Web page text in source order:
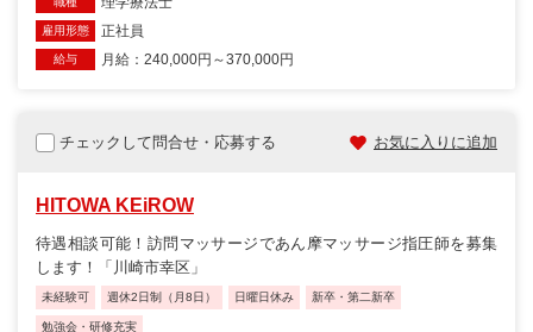
雇用形態 正社員
給与 月給：240,000円～370,000円
チェックして問合せ・応募する お気に入りに追加
HITOWA KEiROW
待遇相談可能！訪問マッサージであん摩マッサージ指圧師を募集
します！「川崎市幸区」
未経験可 週休2日制（月8日） 日曜日休み 新卒・第二新卒
勉強会・研修充実